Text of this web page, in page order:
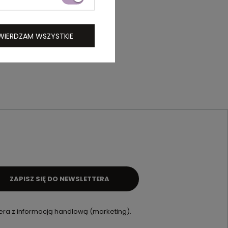
z informacją handlową (marketing).
ZAPISZ SIĘ DO NEWSLETTERA
WSZYSTKIE